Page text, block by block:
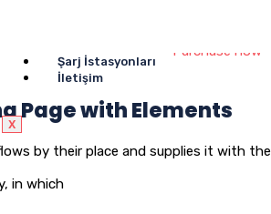
Şarj İstasyonları
İletişim
X
Purchase now
Page withElements
by their place and supplies it with the
in which